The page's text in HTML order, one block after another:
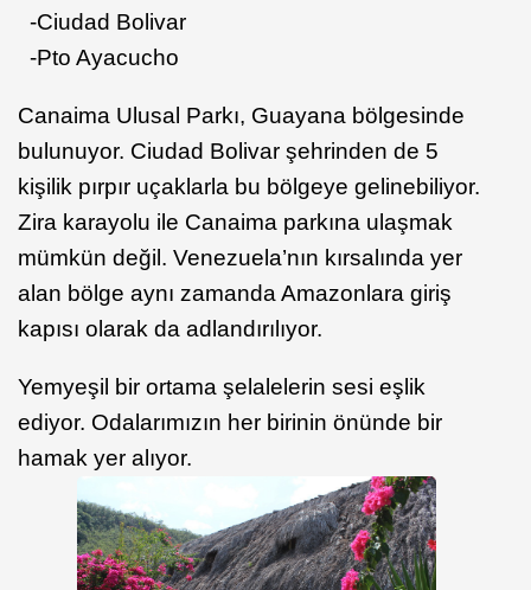
-Ciudad Bolivar
-Pto Ayacucho
Canaima Ulusal Parkı, Guayana bölgesinde
bulunuyor. Ciudad Bolivar şehrinden de 5
kişilik pırpır uçaklarla bu bölgeye gelinebiliyor.
Zira karayolu ile Canaima parkına ulaşmak
mümkün değil. Venezuela’nın kırsalında yer
alan bölge aynı zamanda Amazonlara giriş
kapısı olarak da adlandırılıyor.
Yemyeşil bir ortama şelalelerin sesi eşlik
ediyor. Odalarımızın her birinin önünde bir
hamak yer alıyor.